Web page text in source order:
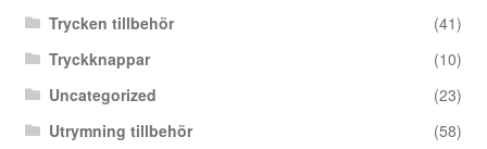
Trycken tillbehör
(41)
Tryckknappar
(10)
Uncategorized
(23)
Utrymning tillbehör
(58)